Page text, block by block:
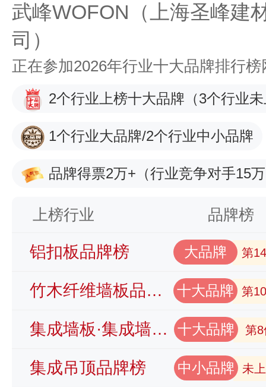
武峰WOFON（上海圣峰建
司）
正在参加2026年行业十大品牌排行
2个行业上榜十大品牌 （3个行业
1个行业大品牌/2个行业中小品牌
品牌得票2万+ （行业竞争对手15
上榜行业 品牌榜
铝扣板品牌榜 大品牌 第
竹木纤维墙板品牌榜 十大品牌 第
集成墙板·集成墙面品牌榜 十大品牌 第8
集成吊顶品牌榜 中小品牌 未